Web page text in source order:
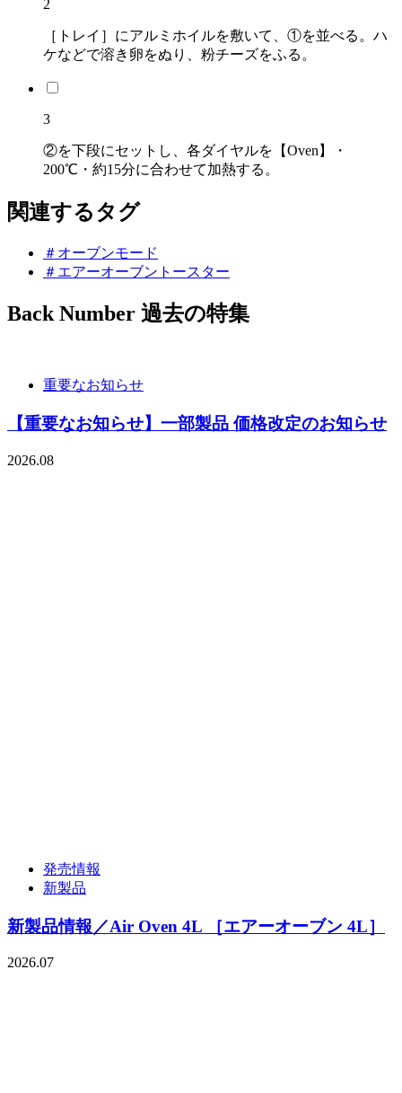
2
［トレイ］にアルミホイルを敷いて、①を並べる。ハ
ケなどで溶き卵をぬり、粉チーズをふる。
3
②を下段にセットし、各ダイヤルを【Oven】・
200℃・約15分に合わせて加熱する。
関連するタグ
＃オーブンモード
＃エアーオーブントースター
Back Number 過去の特集
重要なお知らせ
【重要なお知らせ】一部製品 価格改定のお知らせ
2026.08
発売情報
新製品
新製品情報／Air Oven 4L ［エアーオーブン 4L］
2026.07